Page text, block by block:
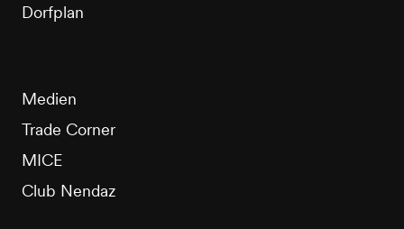
Dorfplan
Medien
Trade Corner
MICE
Club Nendaz